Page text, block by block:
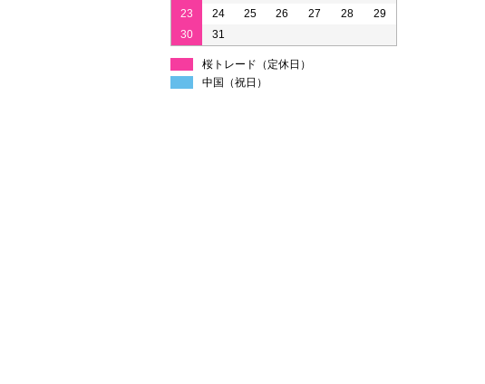
23
24 25 26 27 28
29
30
31
桜トレード（定休日）
中国（祝日）